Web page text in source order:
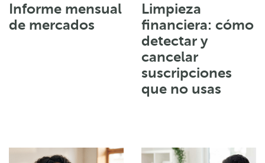
Informe mensual
de mercados
Limpieza
financiera: cómo
detectar y
cancelar
suscripciones
que no usas